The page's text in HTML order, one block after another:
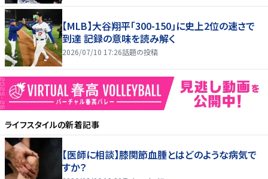
【MLB】大谷翔平「300-150」に史上2位の速さで
到達 記録の意味を読み解く
2026/07/10 17:26話題の投稿
ライフスタイルの新着記事
【医師に相談】膝関節血腫とはどのような病気で
すか？